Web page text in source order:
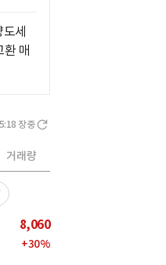
세
매
장중
거래량
8,060
+30%